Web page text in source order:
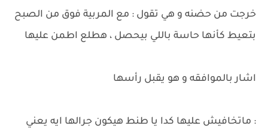
خرجت من حضنه و هي تقول : مع المربية فوق من الصبح
بتعيط كأنها حاسة باللي بيحصل ، هطلع اطمن عليها
اشار بالموافقه و هو يقبل رأسها
: ماتخافيش عليها كدا يا طنط هيكون جرالها ايه يعني